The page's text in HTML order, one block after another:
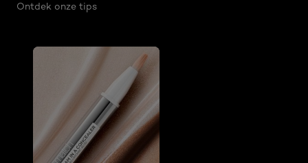
Ontdek onze tips